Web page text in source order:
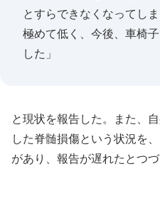
とすらできなくなってし
極めて低く、今後、車椅
した」
と現状を報告した。また、
した脊髄損傷という状況を
があり、報告が遅れたとつづ